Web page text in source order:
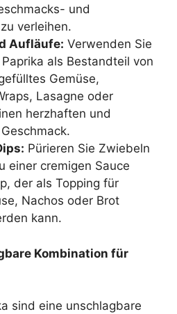
und
verleihen.
Aufläufe: Verwenden Sie
als Bestandteil von
Gemüse,
Lasagne oder
herzhaften und
Pürieren Sie Zwiebeln
einer cremigen Sauce
der als Topping für
Nachos oder Brot
kann.
Kombination für
sind eine unschlagbare